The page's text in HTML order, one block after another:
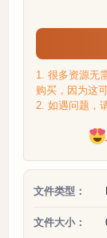
1. 很多资源无
购买，因为这
2. 如遇问题，
文件类型：
文件大小：